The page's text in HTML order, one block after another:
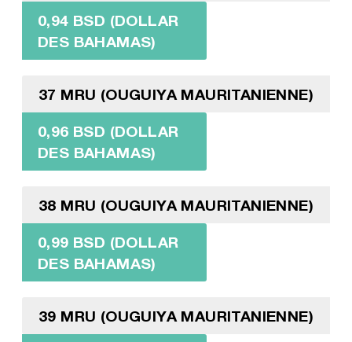
0,94 BSD (DOLLAR
DES BAHAMAS)
37 MRU (OUGUIYA MAURITANIENNE)
0,96 BSD (DOLLAR
DES BAHAMAS)
38 MRU (OUGUIYA MAURITANIENNE)
0,99 BSD (DOLLAR
DES BAHAMAS)
39 MRU (OUGUIYA MAURITANIENNE)